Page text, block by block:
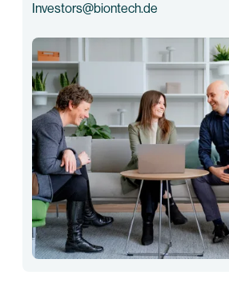
Investors@biontech.de